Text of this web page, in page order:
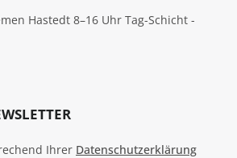
Hastedt 8–16 Uhr Tag-Schicht -
Ihrer Datenschutzerklärung